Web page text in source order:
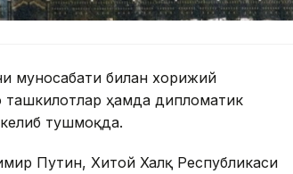
муносабати билан хорижий
ташкилотлар ҳамда дипломатик
тушмоқда.
Путин, Хитой Халқ Республикаси